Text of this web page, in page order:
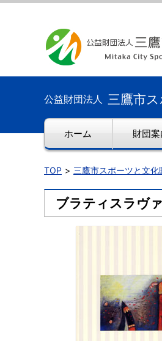
公益財団法人 三鷹市
ホーム 財団案
TOP 三鷹市スポーツと文化
ブラティスラヴ